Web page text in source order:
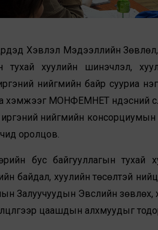
Хэвлэл Мэдээллийн
хуулийн шинэчлэл,
нийгмийн байр сууриа
хэмжээг МОНФЕМНЕТ үндэсний
иргэний нийгмийн консорциумын
оролцов.
бус байгууллагын тухай
байдал, хуулийн төсөлтэй
Залуучуудын Эвслийн зөвлөх,
цаашдын алхмуудыг